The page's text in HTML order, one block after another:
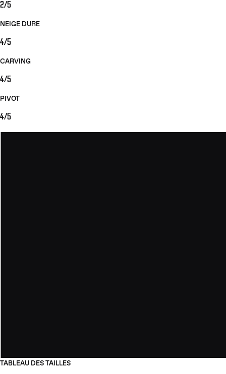
2/5
NEIGE DURE
4/5
CARVING
4/5
PIVOT
4/5
TABLEAU DES TAILLES